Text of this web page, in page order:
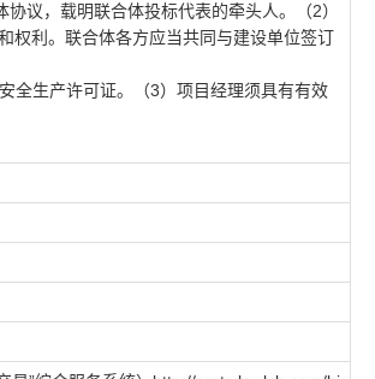
议，载明联合体投标代表的牵头人。（2）
权利。联合体各方应当共同与建设单位签订
全生产许可证。（3）项目经理须具有有效